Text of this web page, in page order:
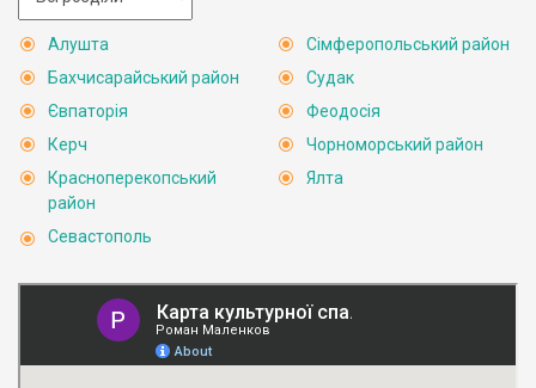
Алушта
Бахчисарайський район
Євпаторія
Керч
Красноперекопський
район
Севастополь
Сімферопольський район
Судак
Феодосія
Чорноморський район
Ялта